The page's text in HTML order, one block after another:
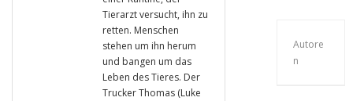
Tierarzt versucht, ihn zu
retten. Menschen
stehen um ihn herum
und bangen um das
Leben des Tieres. Der
Trucker Thomas (Luke
Autore
n